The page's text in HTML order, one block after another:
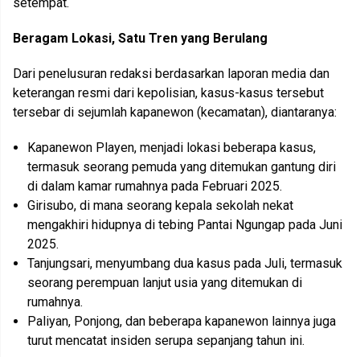
Beragam Lokasi, Satu Tren yang Berulang
Dari penelusuran redaksi berdasarkan laporan media dan
keterangan resmi dari kepolisian, kasus-kasus tersebut
tersebar di sejumlah kapanewon (kecamatan), diantaranya:
Kapanewon Playen, menjadi lokasi beberapa kasus,
termasuk seorang pemuda yang ditemukan gantung diri
di dalam kamar rumahnya pada Februari 2025.
Girisubo, di mana seorang kepala sekolah nekat
mengakhiri hidupnya di tebing Pantai Ngungap pada Juni
2025.
Tanjungsari, menyumbang dua kasus pada Juli, termasuk
seorang perempuan lanjut usia yang ditemukan di
rumahnya.
Paliyan, Ponjong, dan beberapa kapanewon lainnya juga
turut mencatat insiden serupa sepanjang tahun ini.